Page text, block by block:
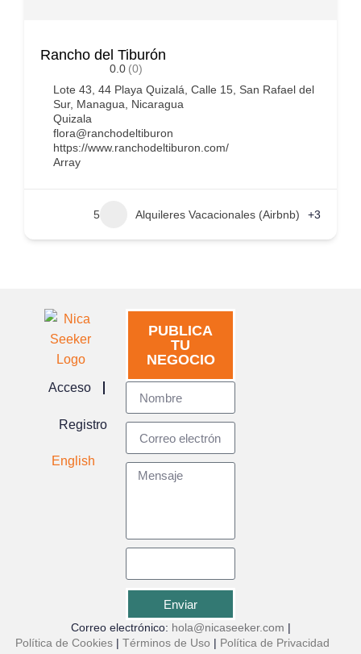
Rancho del Tiburón
0.0 (0)
Lote 43, 44 Playa Quizalá, Calle 15, San Rafael del
Sur, Managua, Nicaragua
Quizala
flora@ranchodeltiburon
https://www.ranchodeltiburon.com/
Array
5 Alquileres Vacacionales (Airbnb) +3
Acceso
Registro
English
PUBLICA
TU
NEGOCIO
Enviar
Correo electrónico: hola@nicaseeker.com |
Política de Cookies | Términos de Uso | Política de Privacidad